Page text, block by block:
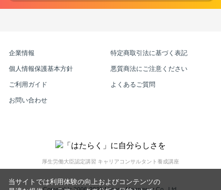
厚生労働大臣認定講習 キャリアコンサルタント養成講座
企業情報 特定商取引法に基づく表記
個人情報保護基本方針 悪質商法にご注意ください
ご利用ガイド よくあるご質問
お問い合わせ
当サイトでは利用体験の向上およびコンテンツの